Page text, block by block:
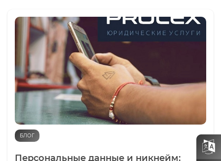
БЛОГ
Персональные данные и никнейм: